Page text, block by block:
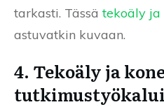
tarkasti. Tässätekoäly ja
astuvatkin kuvaan.
4. Tekoäly ja